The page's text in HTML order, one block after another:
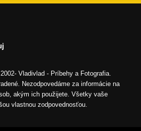
Vladivlad - Príbehy a Fotografia.
Nezodpovedáme za informácie na
akým ich použijete. Všetky vaše
vlastnou zodpovednosťou.